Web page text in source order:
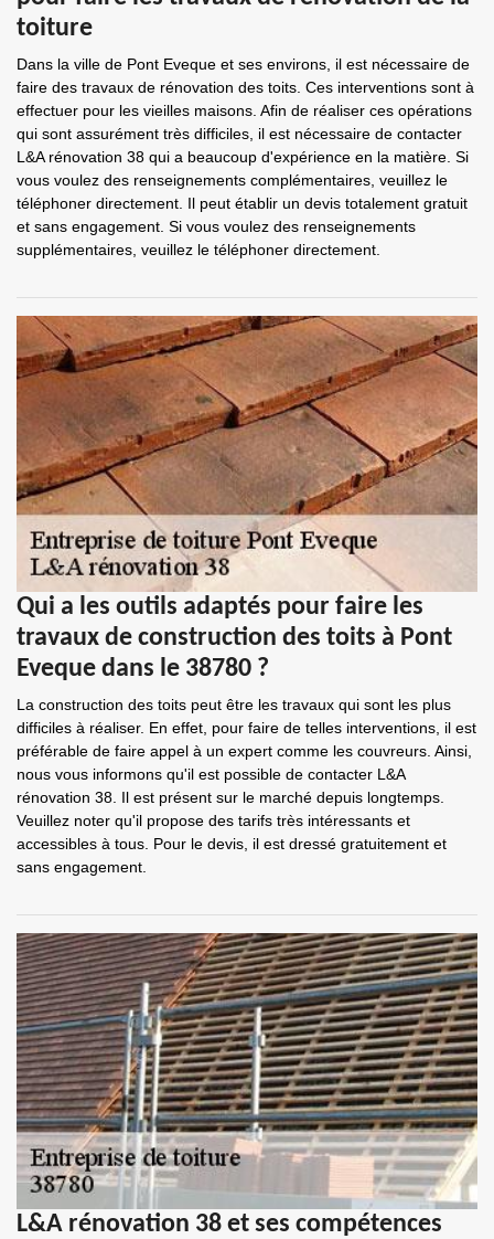
toiture
Dans la ville de Pont Eveque et ses environs, il est nécessaire de
faire des travaux de rénovation des toits. Ces interventions sont à
effectuer pour les vieilles maisons. Afin de réaliser ces opérations
qui sont assurément très difficiles, il est nécessaire de contacter
L&A rénovation 38 qui a beaucoup d'expérience en la matière. Si
vous voulez des renseignements complémentaires, veuillez le
téléphoner directement. Il peut établir un devis totalement gratuit
et sans engagement. Si vous voulez des renseignements
supplémentaires, veuillez le téléphoner directement.
Qui a les outils adaptés pour faire les
travaux de construction des toits à Pont
Eveque dans le 38780 ?
La construction des toits peut être les travaux qui sont les plus
difficiles à réaliser. En effet, pour faire de telles interventions, il est
préférable de faire appel à un expert comme les couvreurs. Ainsi,
nous vous informons qu'il est possible de contacter L&A
rénovation 38. Il est présent sur le marché depuis longtemps.
Veuillez noter qu'il propose des tarifs très intéressants et
accessibles à tous. Pour le devis, il est dressé gratuitement et
sans engagement.
L&A rénovation 38 et ses compétences